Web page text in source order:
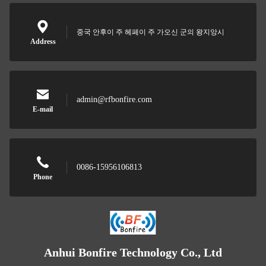
Address
중국 안후이 주 헤페이 주 가오신 군의 왕지앙시
E-mail
admin@rfbonfire.com
Phone
0086-15956106813
Anhui Bonfire Technology Co., Ltd